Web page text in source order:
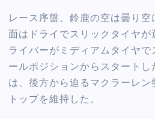
レース序盤、鈴鹿の空は曇り
面はドライでスリックタイヤが
ライバーがミディアムタイヤで
ールポジションからスタートし
は、後方から迫るマクラーレン
トップを維持した。